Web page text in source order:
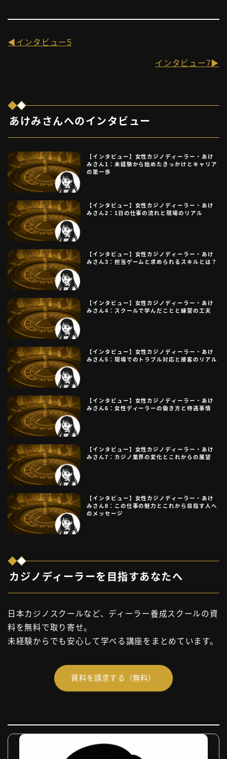
◀インタビュー5
インタビュー7▶
あけみさんへのインタビュー
【インタビュー】女性カジノディーラー・あけ
みさん1：未経験から始めたきっかけとキャリア
の第一歩
【インタビュー】女性カジノディーラー・あけ
みさん2：1日の仕事の流れと現場のリアル
【インタビュー】女性カジノディーラー・あけ
みさん3：担当ゲームと求められるスキルとは？
【インタビュー】女性カジノディーラー・あけ
みさん4：スクールで学んだことと練習の工夫
【インタビュー】女性カジノディーラー・あけ
みさん5：現場でのトラブル対応と接客のリアル
【インタビュー】女性カジノディーラー・あけ
みさん6：女性ディーラーの働き方と待遇事情
【インタビュー】女性カジノディーラー・あけ
みさん7：カジノ業界の変化とこれからの展望
【インタビュー】女性カジノディーラー・あけ
みさん8：この仕事の魅力とこれから目指す人へ
のメッセージ
カジノディーラーを目指すあなたへ
日本カジノスクールなど、ディーラー養成スクールの資
料を無料で取り寄せ。
未経験からでも安心して学べる講座をまとめています。
資料を請求する（無料）